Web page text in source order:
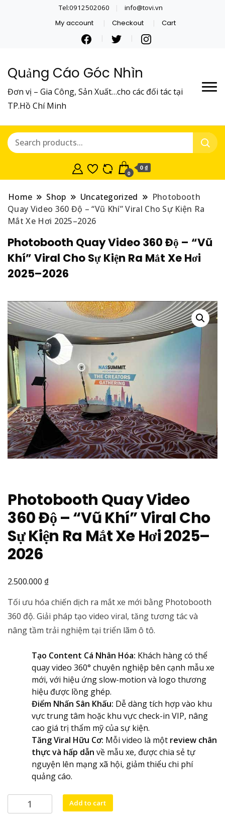
Tel:0912502060 info@tovi.vn
My account Checkout Cart
Quảng Cáo Góc Nhìn
Đơn vị – Gia Công, Sản Xuất…cho các đối tác tại
TP.Hồ Chí Minh
0
0 ₫
Home Shop Uncategorized
Photobooth
Quay Video 360 Độ – “Vũ Khí” Viral Cho Sự Kiện Ra
Mắt Xe Hơi 2025–2026
Photobooth Quay Video 360 Độ – “Vũ
Khí” Viral Cho Sự Kiện Ra Mắt Xe Hơi
2025–2026
Photobooth Quay Video
360 Độ – “Vũ Khí” Viral Cho
Sự Kiện Ra Mắt Xe Hơi 2025–
2026
2.500.000 ₫
Tối ưu hóa chiến dịch ra mắt xe mới bằng Photobooth
360 độ. Giải pháp tạo video viral, tăng tương tác và
nâng tầm trải nghiệm tại triển lãm ô tô.
Tạo Content Cá Nhân Hóa: Khách hàng có thể
quay video 360° chuyên nghiệp bên cạnh mẫu xe
mới, với hiệu ứng slow-motion và logo thương
hiệu được lồng ghép.
Điểm Nhấn Sân Khấu: Dễ dàng tích hợp vào khu
vực trung tâm hoặc khu vực check-in VIP, nâng
cao giá trị thẩm mỹ của sự kiện.
Tăng Viral Hữu Cơ: Mỗi video là một review chân
thực và hấp dẫn về mẫu xe, được chia sẻ tự
nguyện lên mạng xã hội, giảm thiểu chi phí
quảng cáo.
Photobooth
Quay
Add to cart